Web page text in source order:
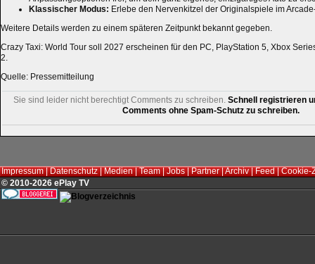
Klassischer Modus: Erlebe den Nervenkitzel der Originalspiele im
Weitere Details werden zu einem späteren Zeitpunkt bekannt gegeben.
Crazy Taxi: World Tour soll 2027 erscheinen für den PC, PlayStation 5, Xbox
2.
Quelle: Pressemitteilung
Sie sind leider nicht berechtigt Comments zu schreiben. Schnell registrieren
Comments ohne Spam-Schutz zu schreiben.
Impressum|Datenschutz|Medien|Team|Jobs|Partner|Archiv|Feed|Cookie-
© 2010-2026 ePlay TV